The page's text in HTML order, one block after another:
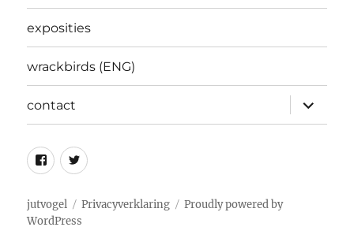
exposities
wrackbirds (ENG)
contact
expand
child
menu
FacebookTwitter
jutvogel Privacyverklaring
Proudly powered by
WordPress